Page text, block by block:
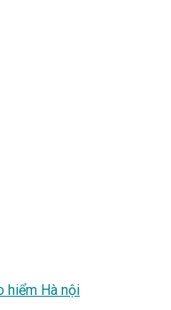
hiểm Hà nội